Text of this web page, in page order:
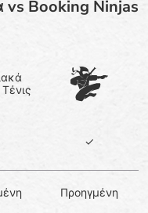
Booking Ninjas
✓
Προηγμένη